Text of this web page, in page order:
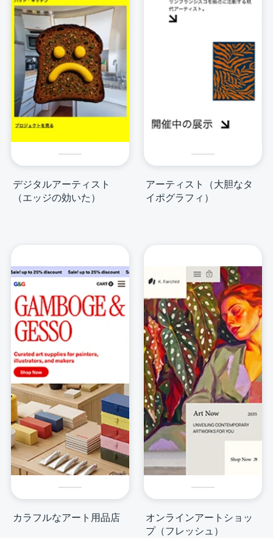
デジタルアーティスト
（エッジの効いた）
アーティスト（大胆なタ
イポグラフィ）
カラフルなアート用品店
オンラインアートショッ
プ（フレッシュ）